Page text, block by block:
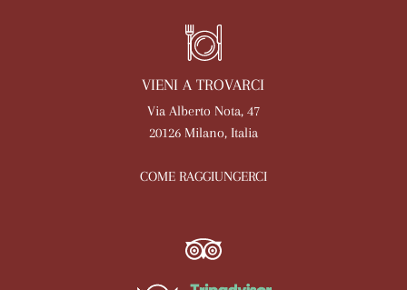
VIENI A TROVARCI
Via Alberto Nota, 47
20126 Milano, Italia
COME RAGGIUNGERCI